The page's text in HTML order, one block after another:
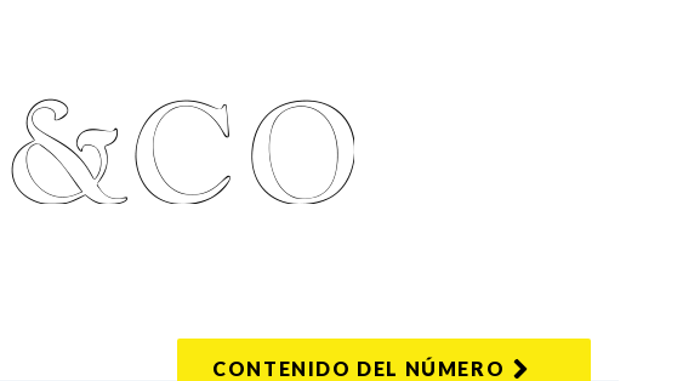
CONTENIDO DEL NÚMERO